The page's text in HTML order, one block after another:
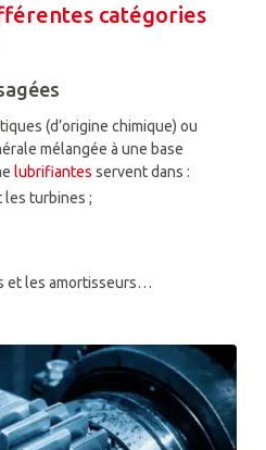
catégories
(d’origine chimique) ou
mélangée à une base
lubrifiantes servent dans :
les turbines ;
et les amortisseurs…